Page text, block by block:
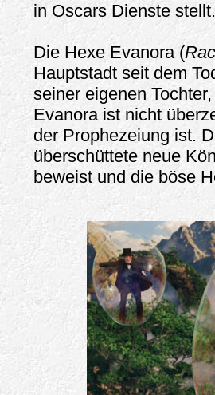
in Oscars Dienste stellt.
Die Hexe Evanora (
Hauptstadt seit dem
seiner eigenen
Evanora ist nicht
der Prophezeiung ist.
überschüttete neue
beweist und die böse